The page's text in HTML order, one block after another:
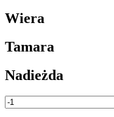
Wiera
Tamara
Nadieżda